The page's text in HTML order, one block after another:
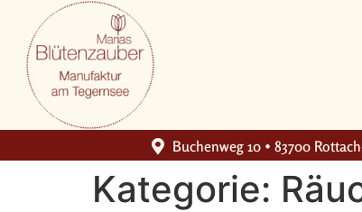
Buchenweg 10 • 83700
Kategorie: